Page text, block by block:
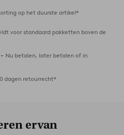
op het duurste artikel*
voor standaard pakketten boven de
Nu betalen, later betalen of in
dagen retourrecht*
ervan